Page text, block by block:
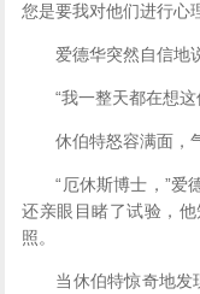
您是要我对他们进行心
爱德华突然自信地
“我一整天都在想这
休伯特怒容满面，气
“厄休斯博士，”爱德
还亲眼目睹了试验，
照。
当休伯特惊奇地发现